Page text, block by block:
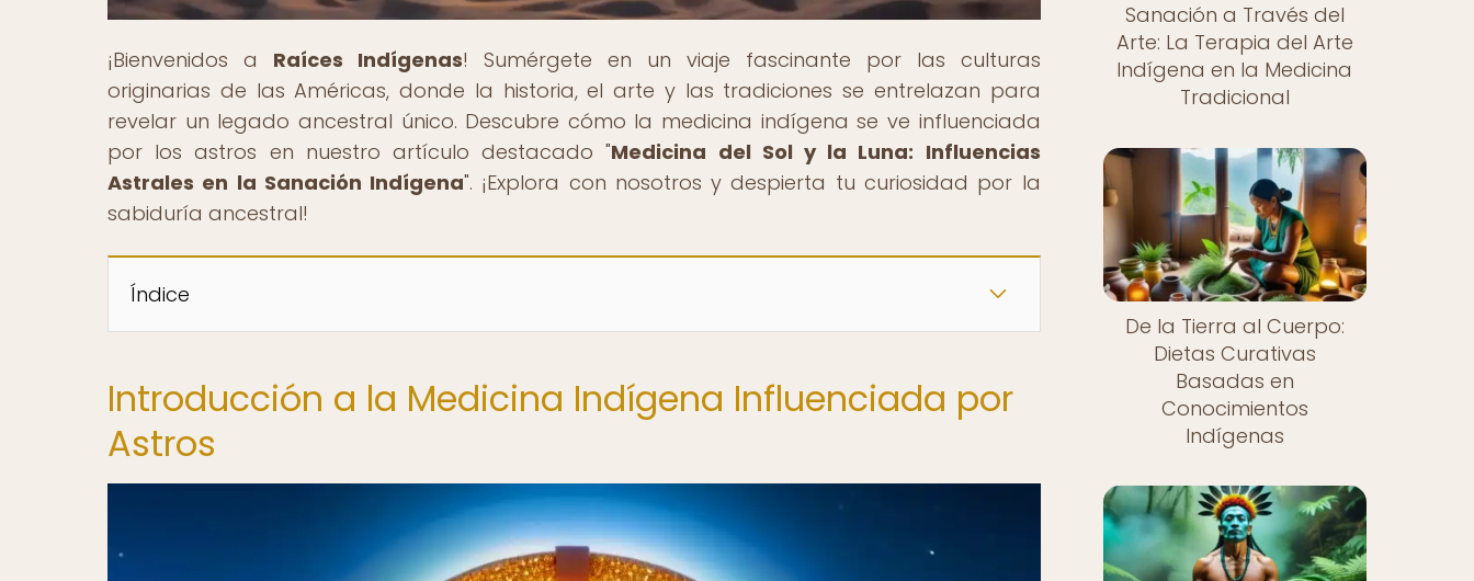
¡Bienvenidos a Raíces Indígenas! Sumérgete en un viaje fascinante por las culturas
originarias de las Américas, donde la historia, el arte y las tradiciones se entrelazan para
revelar un legado ancestral único. Descubre cómo la medicina indígena se ve influenciada
por los astros en nuestro artículo destacado "Medicina del Sol y la Luna: Influencias
Astrales en la Sanación Indígena". ¡Explora con nosotros y despierta tu curiosidad por la
sabiduría ancestral!
Índice
Introducción a la Medicina Indígena Influenciada por
Astros
Sanación a Través del
Arte: La Terapia del Arte
Indígena en la Medicina
Tradicional
De la Tierra al Cuerpo:
Dietas Curativas
Basadas en
Conocimientos
Indígenas